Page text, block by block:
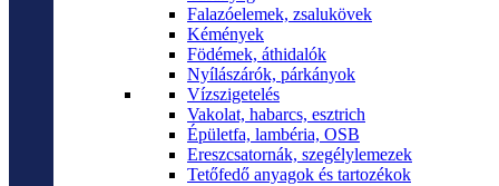
Falazóelemek, zsalukövek
Kémények
Födémek, áthidalók
Nyílászárók, párkányok
Vízszigetelés
Vakolat, habarcs, esztrich
Épületfa, lambéria, OSB
Ereszcsatornák, szegélylemezek
Tetőfedő anyagok és tartozékok